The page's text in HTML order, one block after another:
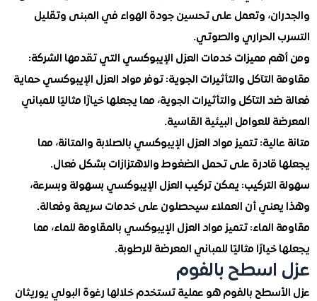
وتعمل على تحسين جودة الهواء في المبنى وتقليل
الحراري والصوتي.
مميزات خدمات العزل الإيبوكسي التي تقدمها الشركة:
التآكل والتأثيرات الجوية: توفر مواد العزل الإيبوكسي حماية
التآكل والتأثيرات الجوية، مما يجعلها خيارًا مثاليًا للمباني
للعوامل البيئية القاسية.
تتميز مواد العزل الإيبوكسي بالصلابة والمتانة، مما
قادرة على تحمل الضغوط والاهتزازات بشكل فعال.
يمكن تركيب العزل الإيبوكسي بسهولة وبسرعة،
أن العملاء سيحصلون على خدمات سريعة وفعالة.
الماء: تتميز مواد العزل الإيبوكسي بالمقاومة للماء، مما
مثاليًا للمباني المعرضة للرطوبة.
بالفوم
بالفوم هو عملية تستخدم خلالها رغوة البولي يوريثان